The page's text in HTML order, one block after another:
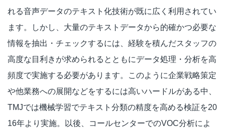
れる音声データのテキスト化技術が既に広く利用されてい
ます。しかし、大量のテキストデータから的確かつ必要な
情報を抽出・チェックするには、経験を積んだスタッフの
高度な目利きが求められるとともにデータ処理・分析を高
頻度で実施する必要があります。このように企業戦略策定
や他業務への展開などをするには高いハードルがある中、
TMJでは機械学習でテキスト分類の精度を高める検証を20
16年より実施。以後、コールセンターでのVOC分析によ